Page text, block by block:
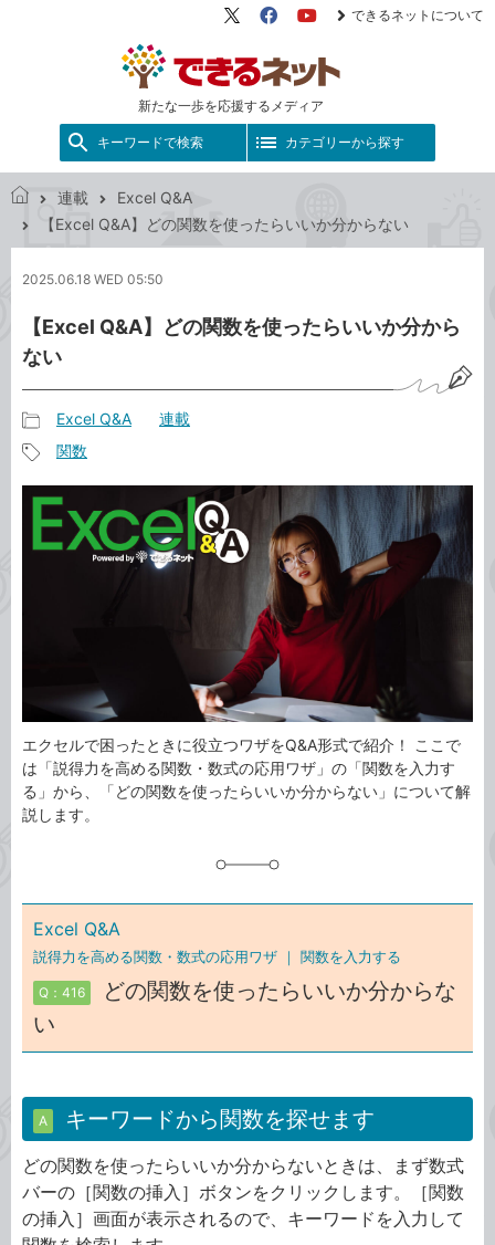
新たな一歩を応援するメディア
X（旧
FacebookYouTube
できるネットについて
キーワードで検索 カテゴリーから探す
ネ
ト
連載
Excel Q&A
【Excel Q&A】どの関数を使ったらいいか分からない
2025.06.18 WED 05:50
【Excel Q&A】どの関数を使ったらいいか分から
ない
事
カ
テ
ゴ
Excel Q&A 連載
事
タ
グ
関数
エクセルで困ったときに役立つワザをQ&A形式で紹介！ ここで
は「説得力を高める関数・数式の応用ワザ」の「関数を入力す
る」から、「どの関数を使ったらいいか分からない」について解
説します。
Excel Q&A
説得力を高める関数・数式の応用ワザ ｜ 関数を入力する
Q：416
どの関数を使ったらいいか分からな
い
A キーワードから関数を探せます
どの関数を使ったらいいか分からないときは、まず数式
バーの［関数の挿入］ボタンをクリックします。［関数
の挿入］画面が表示されるので、キーワードを入力して